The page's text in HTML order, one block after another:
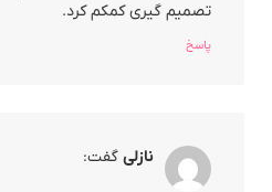
تصمیم گیری کمکم کرد.
پاسخ
نازلی گفت: